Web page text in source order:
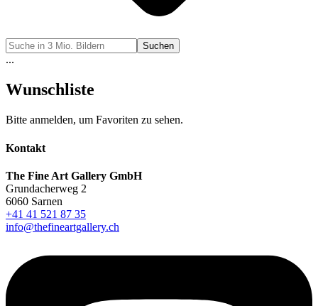
Suchen
...
Wunschliste
Bitte anmelden, um Favoriten zu sehen.
Kontakt
The Fine Art Gallery GmbH
Grundacherweg 2
6060 Sarnen
+41 41 521 87 35
info@thefineartgallery.ch